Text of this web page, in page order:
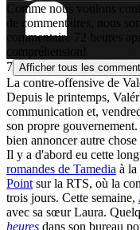
Comme nous voulons
de commentaires, nous
commentaire 72 heures
compréhension!
7 Afficher tous les
La contre-offensive de
Depuis le printemps,
communication et,
son propre
bien annoncer autre
Il y a d'abord eu cette
romandes de Tamedia à la
Point sur la RTS, où la
trois jours. Cette semaine,
avec sa sœur Laura.
heures dans son bureau